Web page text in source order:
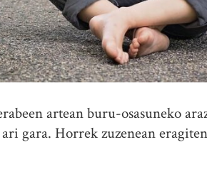
artean buru-osasuneko
gara. Horrek zuzenean